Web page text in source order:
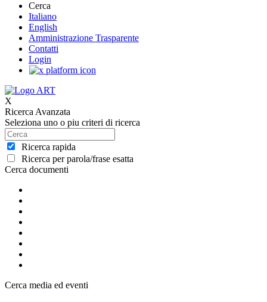
Cerca
Italiano
English
Amministrazione Trasparente
Contatti
Login
X
Ricerca Avanzata
Seleziona uno o piu criteri di ricerca
Ricerca rapida
Ricerca per parola/frase esatta
Cerca documenti
Cerca media ed eventi